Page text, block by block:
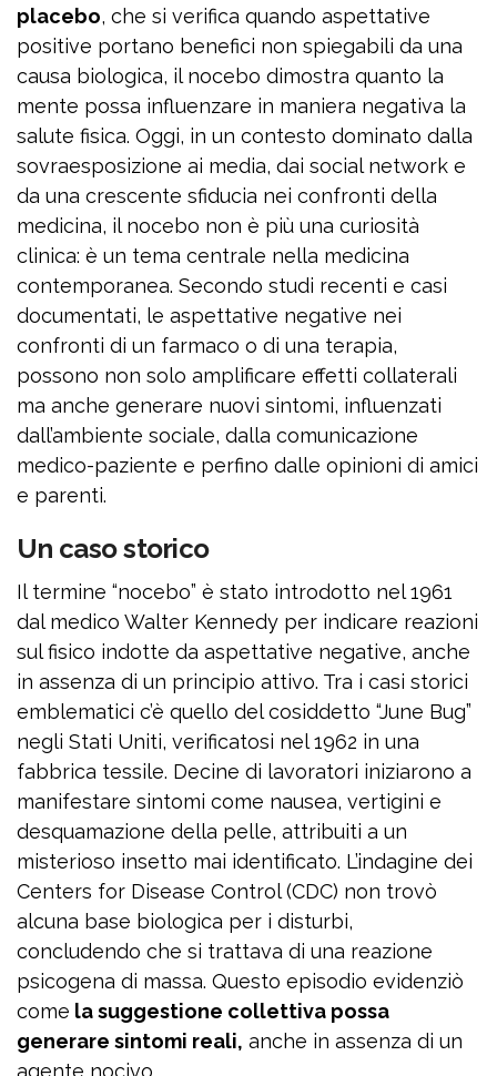
placebo, che si verifica quando aspettative
positive portano benefici non spiegabili da una
causa biologica, il nocebo dimostra quanto la
mente possa influenzare in maniera negativa la
salute fisica. Oggi, in un contesto dominato dalla
sovraesposizione ai media, dai social network e
da una crescente sfiducia nei confronti della
medicina, il nocebo non è più una curiosità
clinica: è un tema centrale nella medicina
contemporanea. Secondo studi recenti e casi
documentati, le aspettative negative nei
confronti di un farmaco o di una terapia,
possono non solo amplificare effetti collaterali
ma anche generare nuovi sintomi, influenzati
dall’ambiente sociale, dalla comunicazione
medico-paziente e perfino dalle opinioni di amici
e parenti.
Un caso storico
Il termine “nocebo” è stato introdotto nel 1961
dal medico Walter Kennedy per indicare reazioni
sul fisico indotte da aspettative negative, anche
in assenza di un principio attivo. Tra i casi storici
emblematici c’è quello del cosiddetto “June Bug”
negli Stati Uniti, verificatosi nel 1962 in una
fabbrica tessile. Decine di lavoratori iniziarono a
manifestare sintomi come nausea, vertigini e
desquamazione della pelle, attribuiti a un
misterioso insetto mai identificato. L’indagine dei
Centers for Disease Control (CDC) non trovò
alcuna base biologica per i disturbi,
concludendo che si trattava di una reazione
psicogena di massa. Questo episodio evidenziò
come la suggestione collettiva possa
generare sintomi reali, anche in assenza di un
agente nocivo.